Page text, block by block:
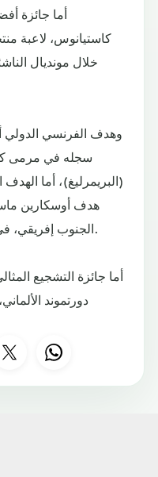
أما جائزة
كاستيانوس، لاعبة
وهدف الفرنسي الدولي
سجله في مرمى
(البريمرليغ)، أما
هدف أوسكارين
الجنوب إفريقي، في مرمى أورلاندو بالدوري المحلي.
أما جائزة التشجيع
دورتموند